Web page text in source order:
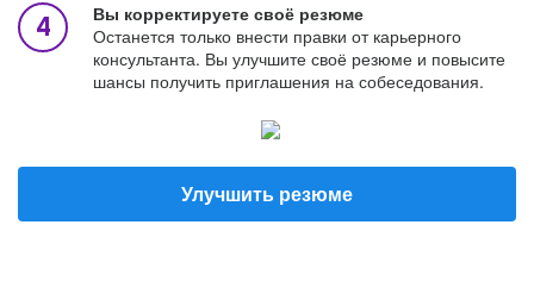
Вы корректируете своё резюме
Останется только внести правки от карьерного
консультанта. Вы улучшите своё резюме и повысите
шансы получить приглашения на собеседования.
Улучшить резюме